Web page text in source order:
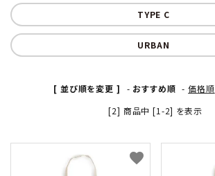
TYPE C
URBAN
[ 並び順を変更 ] - おすすめ順 -価格順
[2] 商品中 [1-2] を表示
favorite